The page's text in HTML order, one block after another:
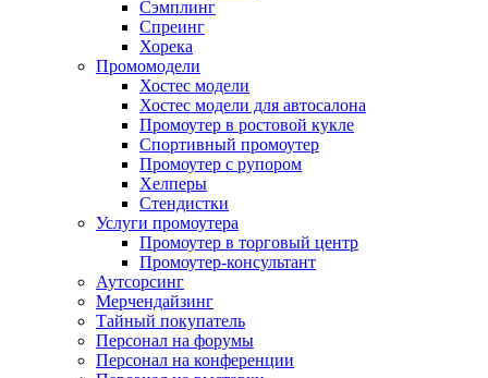
Сэмплинг
Спреинг
Хорека
Промомодели
Хостес модели
Хостес модели для автосалона
Промоутер в ростовой кукле
Спортивный промоутер
Промоутер с рупором
Хелперы
Стендистки
Услуги промоутера
Промоутер в торговый центр
Промоутер-консультант
Аутсорсинг
Мерчендайзинг
Тайный покупатель
Персонал на форумы
Персонал на конференции